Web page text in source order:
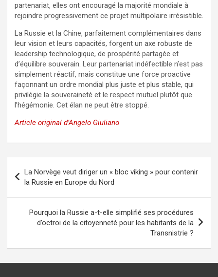
partenariat, elles ont encouragé la majorité mondiale à
rejoindre progressivement ce projet multipolaire irrésistible.
La Russie et la Chine, parfaitement complémentaires dans
leur vision et leurs capacités, forgent un axe robuste de
leadership technologique, de prospérité partagée et
d’équilibre souverain. Leur partenariat indéfectible n’est pas
simplement réactif, mais constitue une force proactive
façonnant un ordre mondial plus juste et plus stable, qui
privilégie la souveraineté et le respect mutuel plutôt que
l’hégémonie. Cet élan ne peut être stoppé.
Article original d’Angelo Giuliano
de
l’article
La Norvège veut diriger un « bloc viking » pour contenir
la Russie en Europe du Nord
Pourquoi la Russie a-t-elle simplifié ses procédures
d’octroi de la citoyenneté pour les habitants de la
Transnistrie ?